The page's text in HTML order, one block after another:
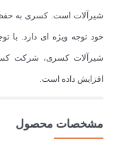
شیرآلات است. کسری به
خود توجه ویژه ای دارد. با
افزایش داده است.
مشخصات محصول